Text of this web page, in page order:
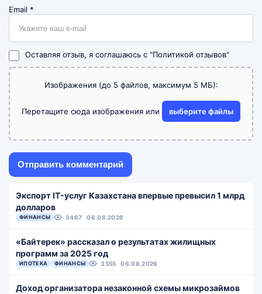
Email *
Оставляя отзыв, я соглашаюсь с "Политикой отзывов"
Изображения (до 5 файлов, максимум 5 МБ):
Перетащите сюда изображения или выберите файлы
Экспорт IT-услуг Казахстана впервые превысил 1 млрд
долларов
ФИНАНСЫ 3467 06.08.2026
«Байтерек» рассказал о результатах жилищных
программ за 2025 год
ИПОТЕКА ФИНАНСЫ 3555 06.08.2026
Доход организатора незаконной схемы микрозаймов